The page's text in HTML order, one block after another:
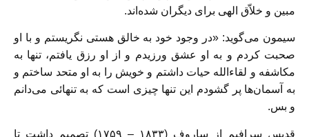
مبین و خلاّق الهی برای دیگران شده‌اند.
سیمون می‌گوید: «در وجود خود به خالق هستی نگریستم و با او
صحبت کردم و به او عشق ورزیدم و از او رزق یافتم، تنها به
مکاشفه و لقاءالله حیات داشتم و خویش را به او متحد ساختم و
به آسمان‌ها پر گشودم این تنها چیزی است که به تنهائی می‌دانم
و بس.
قدیس سرافیم از ساروف (۱۸۳۳ – ۱۷۵۹) تصمیم داشت تا